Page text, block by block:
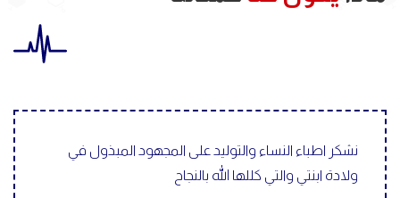
نشكر اطباء النساء والتوليد على المجهود المبذول في
ولادة ابنتي والتي كللها الله بالنجاح